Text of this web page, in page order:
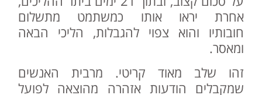
אחרת יראו אותו כמשתמט מתשלום
חובותיו והוא צפוי להגבלות, הליכי הבאה
ומאסר.
זהו שלב מאוד קריטי. מרבית האנשים
שמקבלים הודעות אזהרה מהוצאה לפועל